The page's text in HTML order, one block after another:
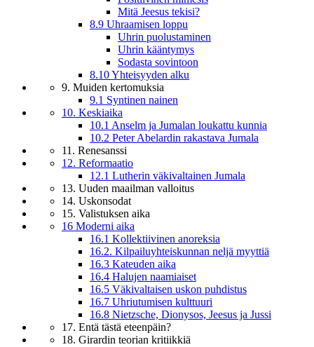
Mitä Jeesus tekisi?
8.9 Uhraamisen loppu
Uhrin puolustaminen
Uhrin kääntymys
Sodasta sovintoon
8.10 Yhteisyyden alku
9. Muiden kertomuksia
9.1 Syntinen nainen
10. Keskiaika
10.1 Anselm ja Jumalan loukattu kunnia
10.2 Peter Abelardin rakastava Jumala
11. Renesanssi
12. Reformaatio
12.1 Lutherin väkivaltainen Jumala
13. Uuden maailman valloitus
14. Uskonsodat
15. Valistuksen aika
16 Moderni aika
16.1 Kollektiivinen anoreksia
16.2. Kilpailuyhteiskunnan neljä myyttiä
16.3 Kateuden aika
16.4 Halujen naamiaiset
16.5 Väkivaltaisen uskon puhdistus
16.7 Uhriutumisen kulttuuri
16.8 Nietzsche, Dionysos, Jeesus ja Jussi
17. Entä tästä eteenpäin?
18. Girardin teorian kritiikkiä